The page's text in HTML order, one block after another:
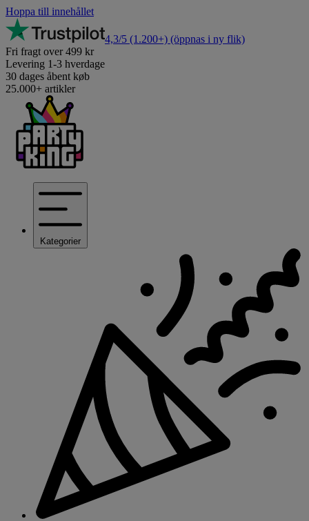
Hoppa till innehållet
4,3/5 (1.200+) (öppnas i ny flik)
Fri fragt over 499 kr
Levering 1-3 hverdage
30 dages åbent køb
25.000+ artikler
Kategorier